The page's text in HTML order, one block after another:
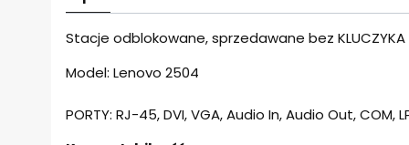
Stacje odblokowane, sprzedawane bez KLUCZYKA
Model: Lenovo 2504
PORTY: RJ-45, DVI, VGA, Audio In, Audio Out, COM,